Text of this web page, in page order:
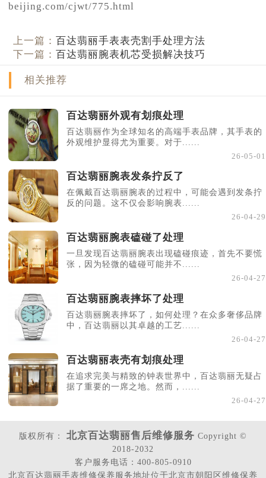
beijing.com/cjwt/775.html
上一篇：百达翡丽手表表壳割手处理方法
下一篇：百达翡丽腕表机芯受损解决技巧
相关推荐
百达翡丽外观有划痕处理
百达翡丽作为全球知名的高端手表品牌，其手表的
外观维护显得尤为重要。对于......
26-05-01
百达翡丽腕表发条拧反了
在佩戴百达翡丽腕表的过程中，可能会遇到发条拧
反的问题。这不仅会影响腕表......
26-04-29
百达翡丽腕表磕碰了处理
一旦发现百达翡丽腕表出现磕碰痕迹，首先不要慌
张，因为轻微的磕碰可能并不......
26-04-27
百达翡丽腕表摔坏了处理
百达翡丽腕表摔坏了，如何处理？在众多奢侈品牌
中，百达翡丽以其卓越的工艺......
26-04-27
百达翡丽表壳有划痕处理
在追求完美与精致的钟表世界中，百达翡丽无疑占
据了重要的一席之地。然而，......
26-04-27
版权所有： 北京百达翡丽售后维修服务 Copyright ©
2018-2032
客户服务电话：400-805-0910
北京百达翡丽手表维修保养服务地址位于北京市朝阳区维修保养